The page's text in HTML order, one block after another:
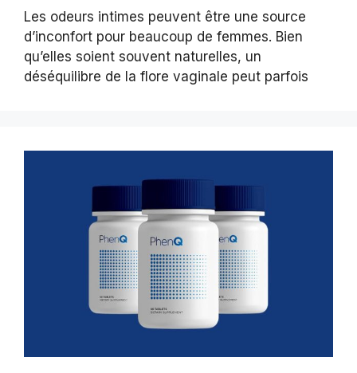
Les odeurs intimes peuvent être une source
d’inconfort pour beaucoup de femmes. Bien
qu’elles soient souvent naturelles, un
déséquilibre de la flore vaginale peut parfois